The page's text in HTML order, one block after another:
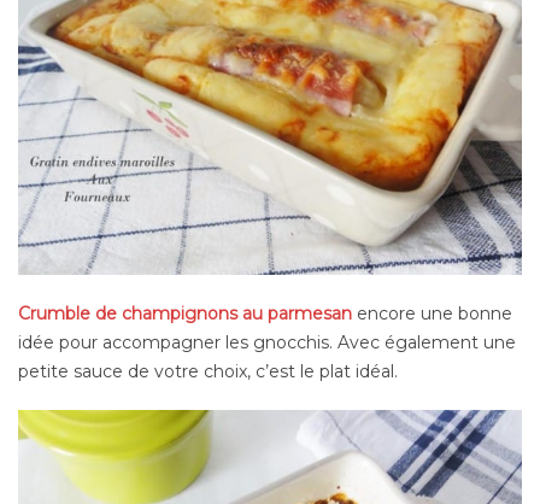
Crumble de champignons au parmesan encore une bonne
idée pour accompagner les gnocchis. Avec également une
petite sauce de votre choix, c’est le plat idéal.